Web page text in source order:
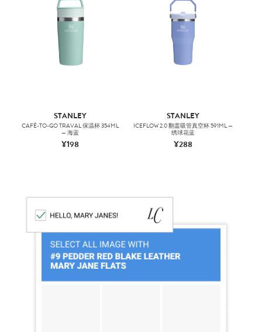
STANLEY
CAFÉ-TO-GO TRAVAL 保温杯 354ML
— 海蓝
¥198
STANLEY
ICEFLOW 2.0 翻盖吸管真空杯 591ML —
绣球花蓝
¥288